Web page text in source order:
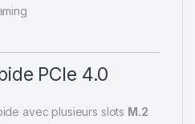
PCIe 4.0
avec plusieurs slots M.2